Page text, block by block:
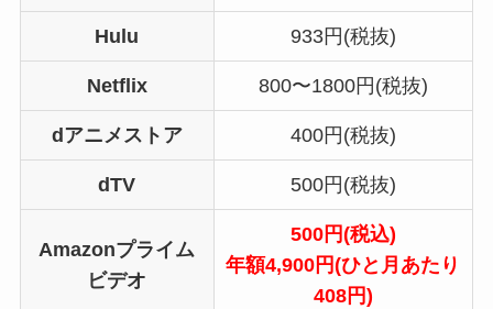
Hulu 933円(税抜)
Netflix 800〜1800円(税抜)
dアニメストア 400円(税抜)
dTV 500円(税抜)
Amazonプライム
ビデオ
500円(税込)
年額4,900円(ひと月あたり
408円)